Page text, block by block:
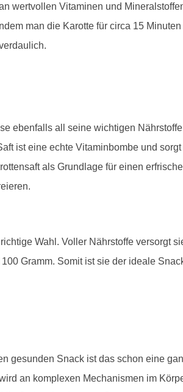
wertvollen Vitaminen und
man die Karotte für circa 15
ebenfalls all seine wichtigen
ist eine echte Vitaminbombe und
als Grundlage für einen
Wahl. Voller Nährstoffe versorgt
Gramm. Somit ist sie der ideale
gesunden Snack ist das schon eine
an komplexen Mechanismen im